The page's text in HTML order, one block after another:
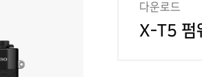
다운로드
X-T5 펌